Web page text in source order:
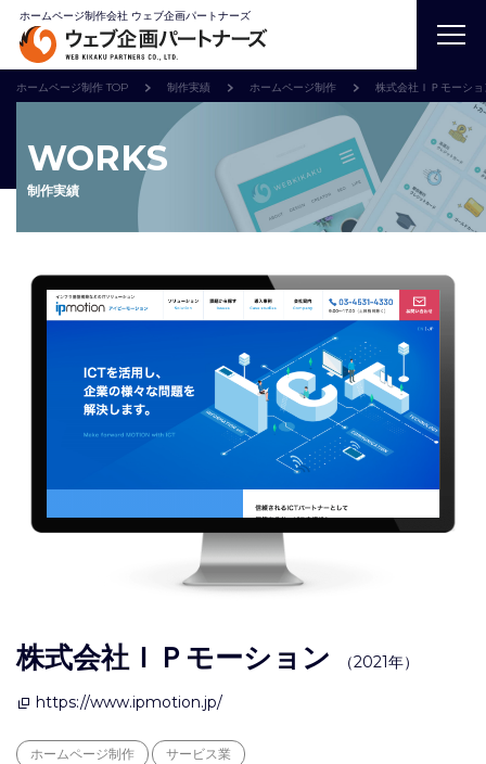
ホームページ制作会社 ウェブ企画パートナーズ
ホームページ制作 TOP 制作実績 ホームページ制作 株式会社ＩＰモーショ
WORKS
制作実績
株式会社ＩＰモーション （2021年）
https://www.ipmotion.jp/
ホームページ制作 サービス業